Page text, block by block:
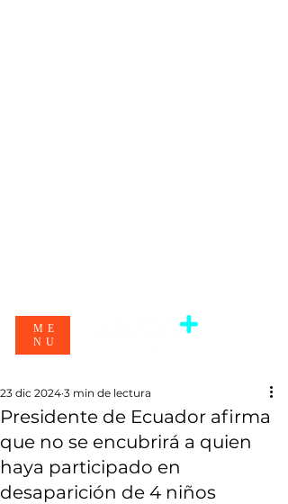
ME
NU
Presidente de Ecuador afirma
que no se encubrirá a quien
haya participado en
desaparición de 4 niños
23 dic 2024 3 min de lectura